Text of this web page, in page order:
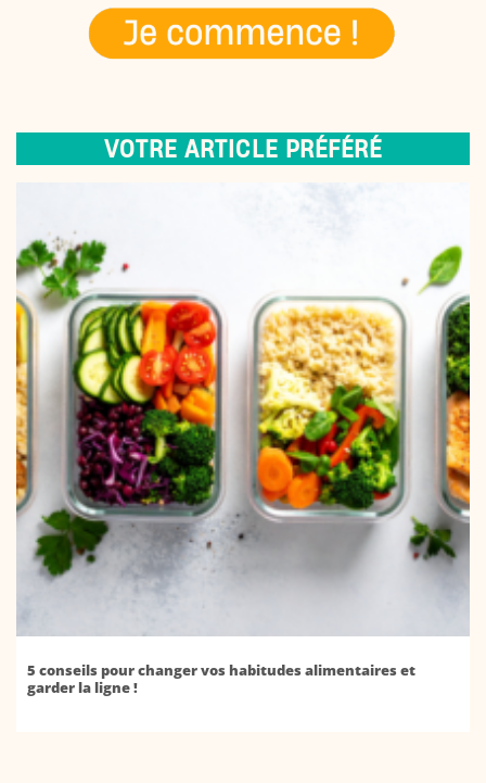
VOTRE ARTICLE PRÉFÉRÉ
5 conseils pour changer vos habitudes alimentaires et
garder la ligne !